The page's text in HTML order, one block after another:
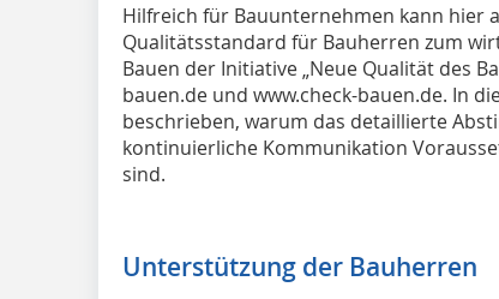
Hilfreich für Bauunternehmen kann hier
Qualitätsstandard für Bauherren zum
Bauen der Initiative „Neue Qualität des
bauen.de und www.check-bauen.de. In
beschrieben, warum das detaillierte
kontinuierliche Kommunikation
sind.
Unterstützung der Bauherren